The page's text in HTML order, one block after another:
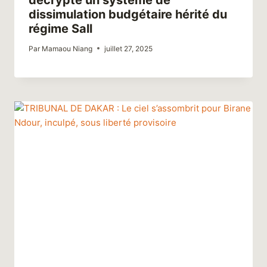
dissimulation budgétaire hérité du
régime Sall
Par Mamaou Niang juillet 27, 2025